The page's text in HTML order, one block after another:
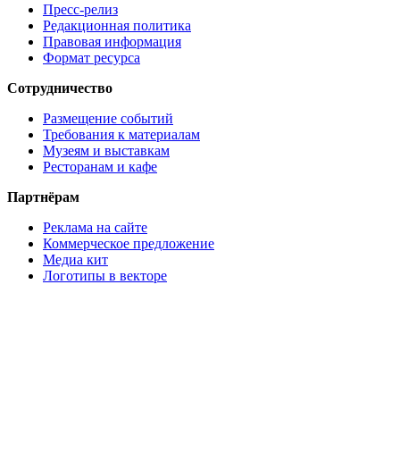
Пресс-релиз
Редакционная политика
Правовая информация
Формат ресурса
Сотрудничество
Размещение событий
Требования к материалам
Музеям и выставкам
Ресторанам и кафе
Партнёрам
Реклама на сайте
Коммерческое предложение
Медиа кит
Логотипы в векторе